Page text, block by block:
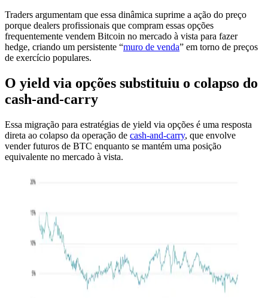
Traders argumentam que essa dinâmica suprime a ação do preço
porque dealers profissionais que compram essas opções
frequentemente vendem Bitcoin no mercado à vista para fazer
hedge, criando um persistente “muro de venda” em torno de preços
de exercício populares.
O yield via opções substituiu o colapso do
cash-and-carry
Essa migração para estratégias de yield via opções é uma resposta
direta ao colapso da operação de cash-and-carry, que envolve
vender futuros de BTC enquanto se mantém uma posição
equivalente no mercado à vista.